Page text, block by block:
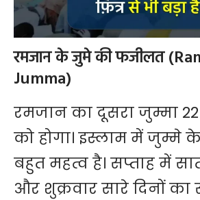
रमजान के जुमे की फजीलत
Jumma)
रमजान का दूसरा जुम्मा 22
को होगा। इस्लाम में जुम्मे
बहुत महत्व है। सप्ताह में
और शुक्रवार सारे दिनों का